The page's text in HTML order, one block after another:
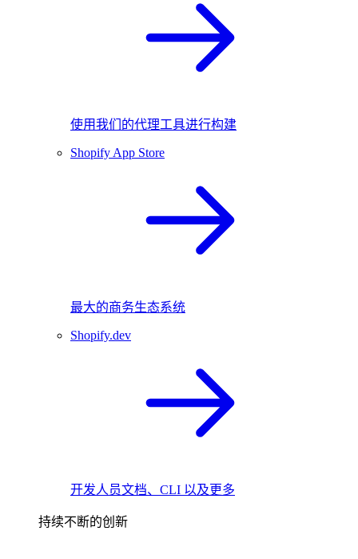
使用我们的代理工具进行构建
Shopify App Store
最大的商务生态系统
Shopify.dev
开发人员文档、CLI 以及更多
持续不断的创新